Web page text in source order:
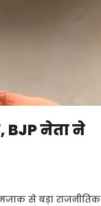
BJP नेता ने
से बड़ा राजनीतिक